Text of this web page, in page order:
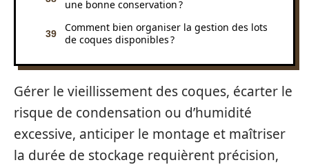
une bonne conservation ?
Comment bien organiser la gestion des lots
de coques disponibles ?
Gérer le vieillissement des coques, écarter le
risque de condensation ou d’humidité
excessive, anticiper le montage et maîtriser
la durée de stockage requièrent précision,